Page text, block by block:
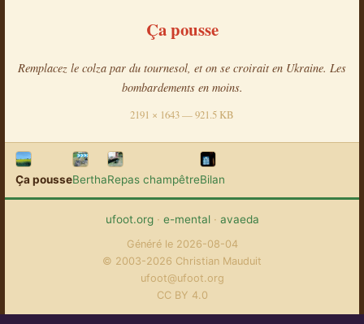
Ça pousse
Remplacez le colza par du tournesol, et on se croirait en Ukraine. Les
bombardements en moins.
2191 × 1643 — 921.5 KB
Ça pousseBerthaRepas champêtreBilan
ufoot.org· e-mental· avaeda
Généré le 2026-08-04
© 2003-2026 Christian Mauduit
ufoot@ufoot.org
CC BY 4.0